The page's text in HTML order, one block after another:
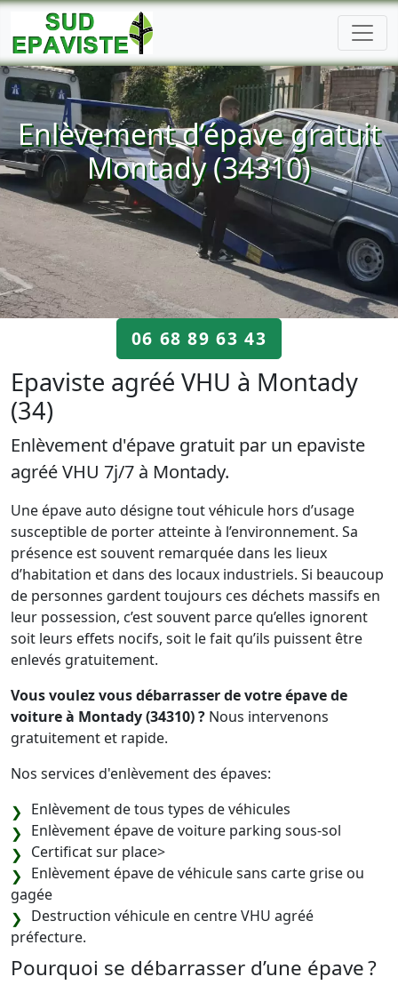
Enlèvement d’épave gratuit
Montady (34310)
06 68 89 63 43
Epaviste agréé VHU à Montady
(34)
Enlèvement d'épave gratuit par un epaviste
agréé VHU 7j/7 à Montady.
Une épave auto désigne tout véhicule hors d’usage
susceptible de porter atteinte à l’environnement. Sa
présence est souvent remarquée dans les lieux
d’habitation et dans des locaux industriels. Si beaucoup
de personnes gardent toujours ces déchets massifs en
leur possession, c’est souvent parce qu’elles ignorent
soit leurs effets nocifs, soit le fait qu’ils puissent être
enlevés gratuitement.
Vous voulez vous débarrasser de votre épave de
voiture à Montady (34310) ? Nous intervenons
gratuitement et rapide.
Nos services d'enlèvement des épaves:
Enlèvement de tous types de véhicules
Enlèvement épave de voiture parking sous-sol
Certificat sur place>
Enlèvement épave de véhicule sans carte grise ou
gagée
Destruction véhicule en centre VHU agréé
préfecture.
Pourquoi se débarrasser d’une épave ?